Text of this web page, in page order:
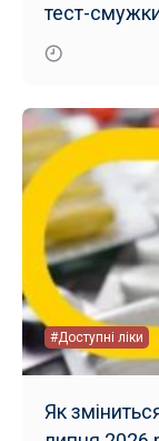
тест-
#Доступні ліки
Як